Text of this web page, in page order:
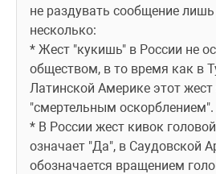
не раздувать сообщение
несколько:
* Жест "кукишь" в России не
обществом, в то время как в
Латинской Америке этот жест
"смертельным оскорблением".
* В России жест кивок
означает "Да", в Саудовской
обозначается вращением